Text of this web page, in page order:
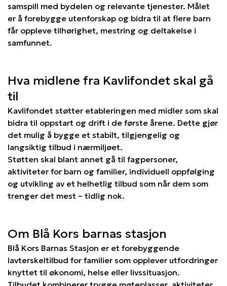
samspill med bydelen og relevante tjenester. Målet
er å forebygge utenforskap og bidra til at flere barn
får oppleve tilhørighet, mestring og deltakelse i
samfunnet.
Hva midlene fra Kavlifondet skal gå
til
Kavlifondet støtter etableringen med midler som skal
bidra til oppstart og drift i de første årene. Dette gjør
det mulig å bygge et stabilt, tilgjengelig og
langsiktig tilbud i nærmiljøet.
Støtten skal blant annet gå til fagpersoner,
aktiviteter for barn og familier, individuell oppfølging
og utvikling av et helhetlig tilbud som når dem som
trenger det mest – tidlig nok.
Om Blå Kors barnas stasjon
Blå Kors Barnas Stasjon er et forebyggende
lavterskeltilbud for familier som opplever utfordringer
knyttet til økonomi, helse eller livssituasjon.